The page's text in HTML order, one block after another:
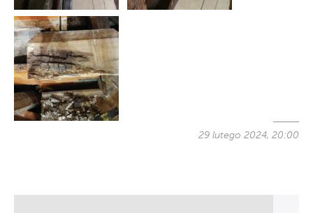
29 lutego 2024, 20:00